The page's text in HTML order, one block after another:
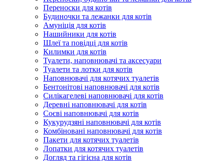
Переноски для котів
Будиночки та лежанки для котів
Амуніція для котів
Нашийники для котів
Шлеї та повідці для котів
Килимки для котів
Туалети, наповнювачі та аксесуари
Туалети та лотки для котів
Наповнювачі для котячих туалетів
Бентонітові наповнювачі для котів
Силікагелеві наповнювачі для котів
Деревні наповнювачі для котів
Соєві наповнювачі для котів
Кукурудзяні наповнювачі для котів
Комбіновані наповнювачі для котів
Пакети для котячих туалетів
Лопатки для котячих туалетів
Догляд та гігієна для котів